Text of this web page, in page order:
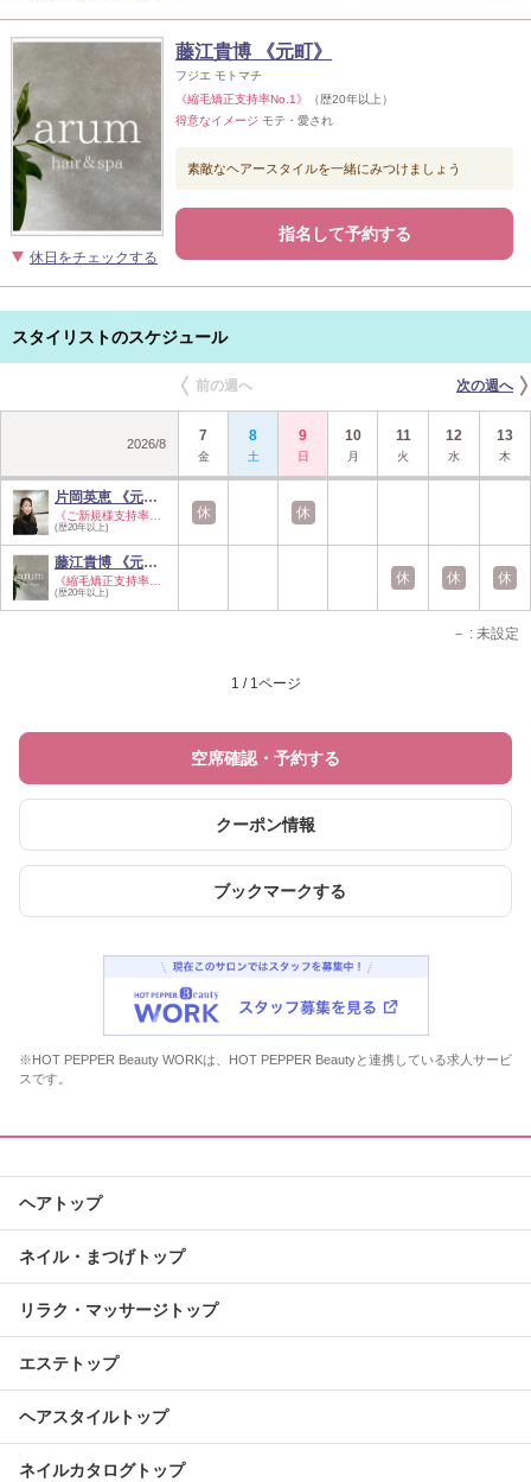
休日をチェックする
藤江貴博 《元町》
フジエ モトマチ
《縮毛矯正支持率No.1》
（歴20年以上）
得意なイメージ モテ・愛され
素敵なヘアースタイルを一緒にみつけましょう
指名して予約する
スタイリストのスケジュール
前の週へ 次の週へ
2026/8 7
金
8
土
9
日
10
月
11
火
12
水
13
木
片岡英恵 《元町》
《ご新規様支持率No…
(歴20年以上)
藤江貴博 《元町》
《縮毛矯正支持率No…
(歴20年以上)
休 休
休 休 休
－ : 未設定
1 / 1ページ
空席確認・予約する
クーポン情報
ブックマークする
※HOT PEPPER Beauty WORKは、HOT PEPPER Beautyと連携している求人サービ
スです。
ヘアトップ
ネイル・まつげトップ
リラク・マッサージトップ
エステトップ
ヘアスタイルトップ
ネイルカタログトップ